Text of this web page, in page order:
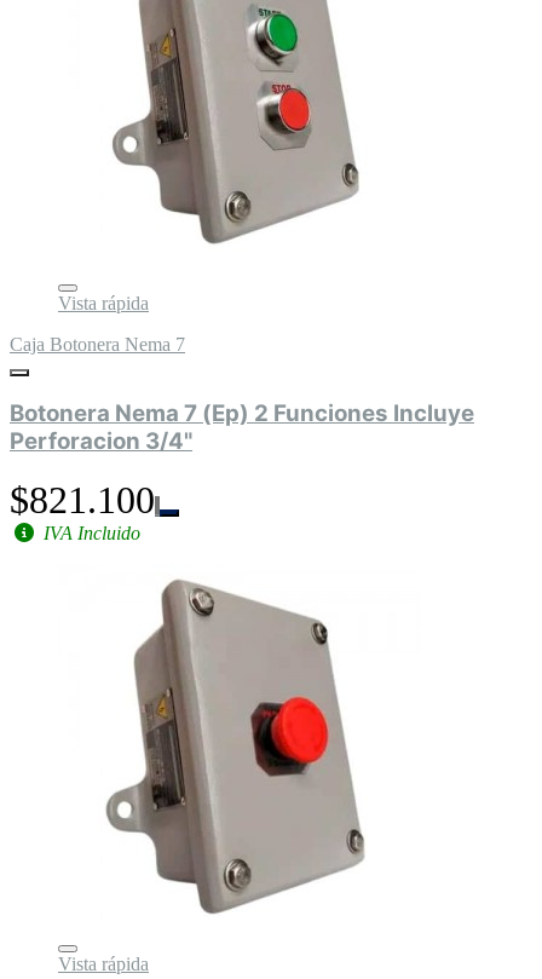
Vista rápida
Caja Botonera Nema 7
Botonera Nema 7 (Ep) 2 Funciones Incluye
Perforacion 3/4"
$821.100
IVA Incluido
Vista rápida